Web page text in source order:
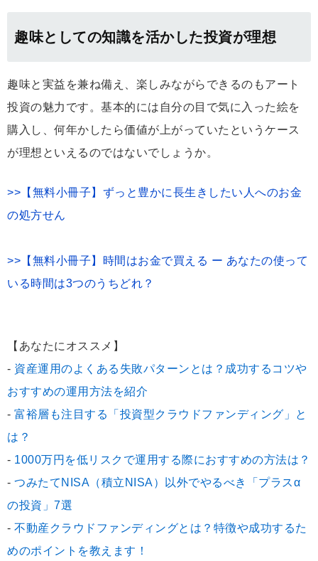
趣味としての知識を活かした投資が理想
趣味と実益を兼ね備え、楽しみながらできるのもアート
投資の魅力です。基本的には自分の目で気に入った絵を
購入し、何年かしたら価値が上がっていたというケース
が理想といえるのではないでしょうか。
>>【無料小冊子】ずっと豊かに長生きしたい人へのお金
の処方せん
>>【無料小冊子】時間はお金で買える ー あなたの使って
いる時間は3つのうちどれ？
【あなたにオススメ】
- 資産運用のよくある失敗パターンとは？成功するコツや
おすすめの運用方法を紹介
- 富裕層も注目する「投資型クラウドファンディング」と
は？
- 1000万円を低リスクで運用する際におすすめの方法は？
- つみたてNISA（積立NISA）以外でやるべき「プラスα
の投資」7選
- 不動産クラウドファンディングとは？特徴や成功するた
めのポイントを教えます！